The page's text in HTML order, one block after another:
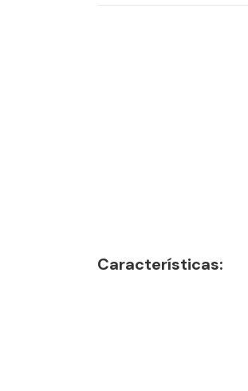
Características: